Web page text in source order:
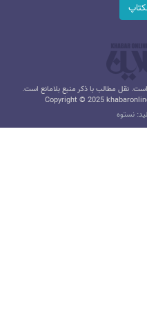
نقل مطالب با ذکر منبع بلامانع است.
Copyright © 2025
نستوه